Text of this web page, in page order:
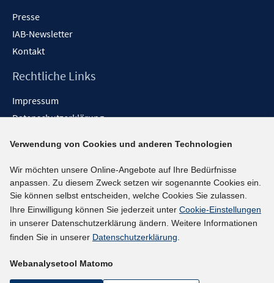
Presse
IAB-Newsletter
Kontakt
Rechtliche Links
Impressum
Datenschutzerklärung
Barrieren melden
Social-Media-Kanäle
BlueSky
YouTube
LinkedIn
kununu
Verwendung von Cookies und anderen Technologien
Wir möchten unsere Online-Angebote auf Ihre Bedürfnisse
anpassen. Zu diesem Zweck setzen wir sogenannte Cookies ein.
Sie können selbst entscheiden, welche Cookies Sie zulassen.
Ihre Einwilligung können Sie jederzeit unter Cookie-Einstellungen
in unserer Datenschutzerklärung ändern. Weitere Informationen
finden Sie in unserer Datenschutzerklärung.
Webanalysetool Matomo